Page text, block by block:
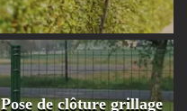
Pose de clôture grillage